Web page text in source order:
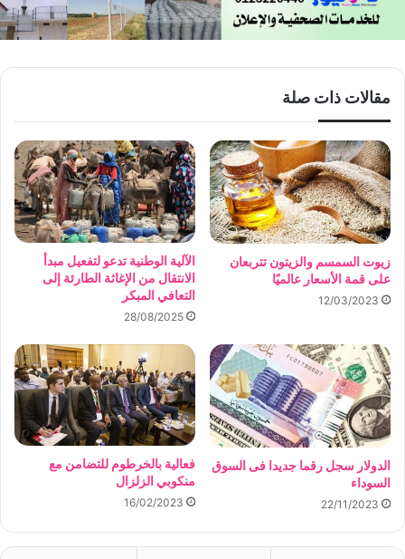
مقالات ذات صلة
زيوت السمسم والزيتون تتربعان
على قمة الأسعار عالميًا
12/03/2023
الآلية الوطنية تدعو لتفعيل مبدأ
الانتقال من الإغاثة الطارئة إلى
التعافي المبكر
28/08/2025
الدولار سجل رقما جديدا فى السوق
السوداء
22/11/2023
فعالية بالخرطوم للتضامن مع
منكوبي الزلزال
16/02/2023